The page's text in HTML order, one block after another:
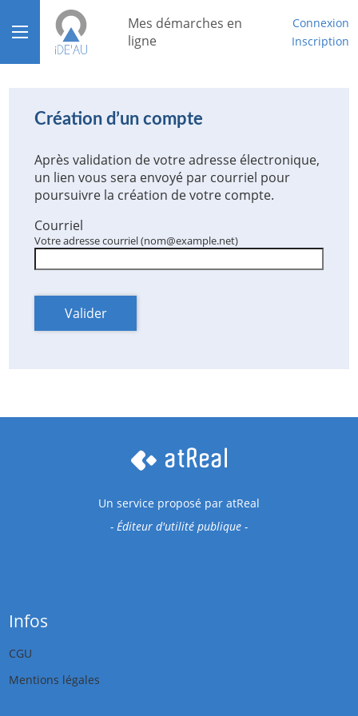
Mes démarches en
ligne
Connexion
Inscription
Ouvrir le menu
Aide
Mon tableau de bord
Création d’un compte
Après validation de votre adresse électronique,
un lien vous sera envoyé par courriel pour
poursuivre la création de votre compte.
Courriel
Votre adresse courriel (nom@example.net)
Valider
Un service proposé par atReal
- Éditeur d'utilité publique -
Infos
CGU
Mentions légales